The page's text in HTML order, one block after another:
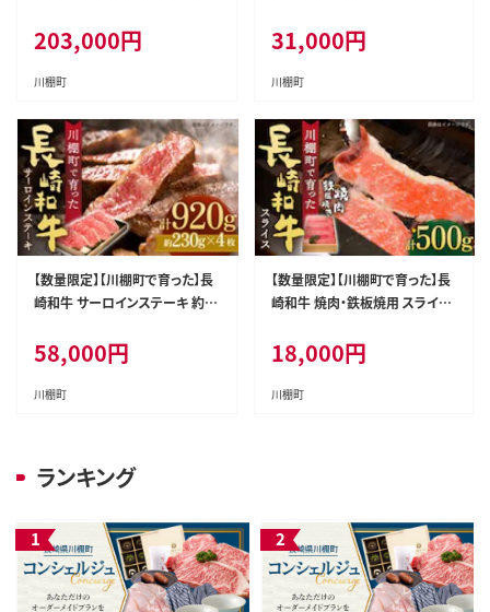
11] / スライス肉 焼肉用 BBQ バ
ーベキュー やきにく 国産牛 和牛
スライス 国産牛スライス 高級焼
牛 贈答
203,000円
川棚町
店】[OAA012] / 国産牛 黒毛和
牛 和牛 さーろいん サーロイン
ステーキ肉 ステーキ肉 すてーき
長崎和牛 サーロインステーキ肉
ステーキ
31,000円
川棚町
【数量限定】【川棚町で育った】長
崎和牛 サーロインステーキ 約2
店】[OAA013] / 国産牛 黒毛和
牛 和牛 さーろいん サーロイン
ステーキ肉 ステーキ肉 すてーき
58,000円
川棚町
【数量限定】【川棚町で育った】長
崎和牛 焼肉・鉄板焼用 スライス
/ スライス肉 焼肉用 BBQ バー
ベキュー やきにく 国産牛 和牛ス
ライス 国産牛スライス 高級焼肉
18,000円
川棚町
ランキング